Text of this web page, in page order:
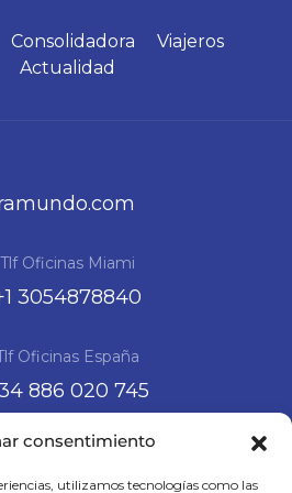
consentimiento
utilizamos tecnologías como las
Consolidadora
Viajeros
Actualidad
Tlf Oficinas Miami
3054878840
Oficinas España
886 020 745